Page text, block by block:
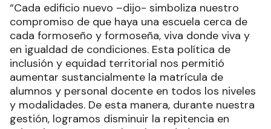
“Cada edificio nuevo –dijo- simboliza nuestro
compromiso de que haya una escuela cerca de
cada formoseño y formoseña, viva donde viva y
en igualdad de condiciones. Esta política de
inclusión y equidad territorial nos permitió
aumentar sustancialmente la matrícula de
alumnos y personal docente en todos los niveles
y modalidades. De esta manera, durante nuestra
gestión, logramos disminuir la repitencia en